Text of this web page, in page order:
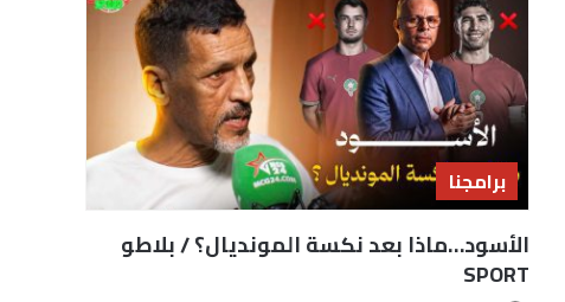
برامجنا
الأسود…ماذا بعد نكسة المونديال؟ / بلاطو
SPORT